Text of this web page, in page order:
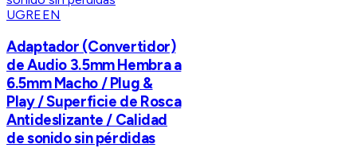
UGREEN
Adaptador (Convertidor)
de Audio 3.5mm Hembra a
6.5mm Macho / Plug &
Play / Superficie de Rosca
Antideslizante / Calidad
de sonido sin pérdidas